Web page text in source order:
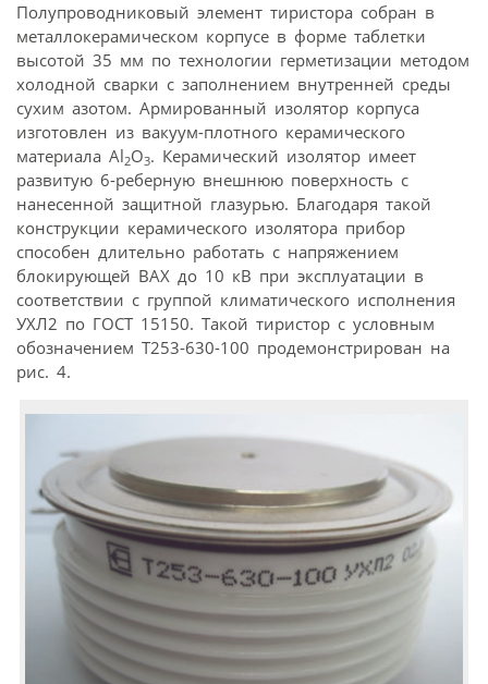
Полупроводниковый элемент тиристора собран в
металлокерамическом корпусе в форме таблетки
высотой 35 мм по технологии герметизации методом
холодной сварки с заполнением внутренней среды
сухим азотом. Армированный изолятор корпуса
изготовлен из вакуум-плотного керамического
материала Al2O3. Керамический изолятор имеет
развитую 6-реберную внешнюю поверхность с
нанесенной защитной глазурью. Благодаря такой
конструкции керамического изолятора прибор
способен длительно работать с напряжением
блокирующей ВАХ до 10 кВ при эксплуатации в
соответствии с группой климатического исполнения
УХЛ2 по ГОСТ 15150. Такой тиристор с условным
обозначением Т253-630-100 продемонстрирован на
рис. 4.